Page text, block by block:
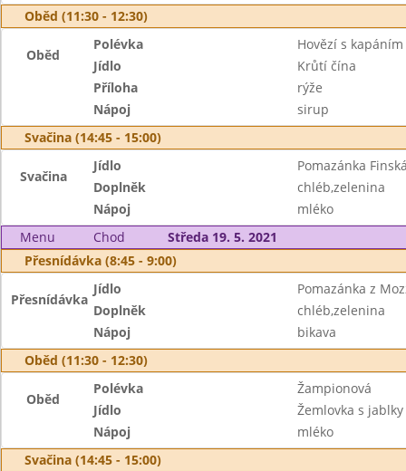
Oběd (11:30 - 12:30)
Oběd
Polévka
Hovězí s kapáním
Jídlo
Krůtí čína
Příloha
rýže
Nápoj
sirup
Svačina (14:45 - 15:00)
Svačina
Jídlo
Pomazánka
Doplněk
chléb,zelenina
Nápoj
mléko
Menu
Chod
Středa 19. 5. 2021
Přesnídávka (8:45 - 9:00)
Přesnídávka
Jídlo
Pomazánka z
Doplněk
chléb,zelenina
Nápoj
bikava
Oběd (11:30 - 12:30)
Oběd
Polévka
Žampionová
Jídlo
Žemlovka s
Nápoj
mléko
Svačina (14:45 - 15:00)